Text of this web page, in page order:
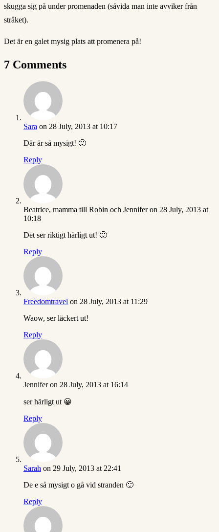
skugga sig på under promenaden (såvida man inte avviker från
stråket).
Det är en galet mysig plats att promenera på!
7 Comments
Sara on 28 July, 2013 at 10:17
Där är så mysigt! 🙂
Reply
Beatrice, mamma till Robin och Jennifer on 28 July, 2013 at
10:18
Det ser riktigt härligt ut! 🙂
Reply
Freedomtravel on 28 July, 2013 at 11:29
Waow, ser läckert ut!
Reply
Jennifer on 28 July, 2013 at 16:14
ser härligt ut 😀
Reply
Sarah on 29 July, 2013 at 22:41
De e så mysigt o gå vid stranden 🙂
Reply